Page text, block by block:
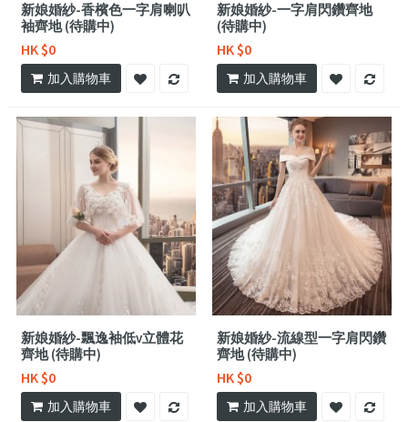
新娘婚紗-香檳色一字肩喇叭
袖齊地 (待購中)
HK $0
加入購物車
新娘婚紗-一字肩閃鑽齊地
(待購中)
HK $0
加入購物車
新娘婚紗-飄逸袖低v立體花
齊地 (待購中)
HK $0
加入購物車
新娘婚紗-流線型一字肩閃鑽
齊地 (待購中)
HK $0
加入購物車